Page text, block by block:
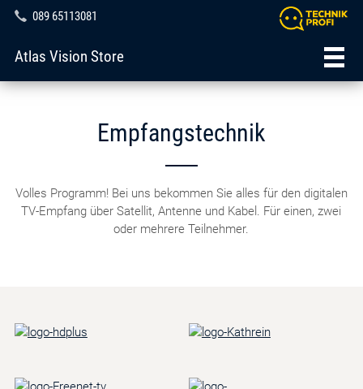
089 65113081
Atlas Vision Store
Empfangstechnik
Volles Programm! Bei uns bekommen Sie alles für den digitalen
TV-Empfang über Satellit, Antenne und Kabel. Für einen, zwei
oder mehrere Teilnehmer.